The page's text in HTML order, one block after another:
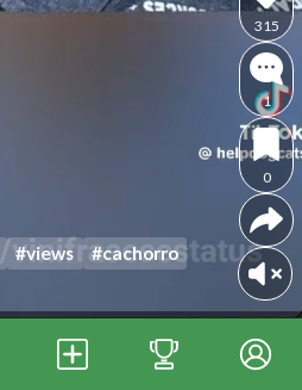
#views
#cachorro
315
1
0